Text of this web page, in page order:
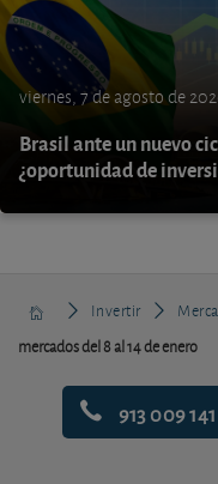
viernes, 7 de agosto de
Brasil ante un nuevo
¿oportunidad de
Invertir
mercados del 8 al 14 de enero
913 009 141